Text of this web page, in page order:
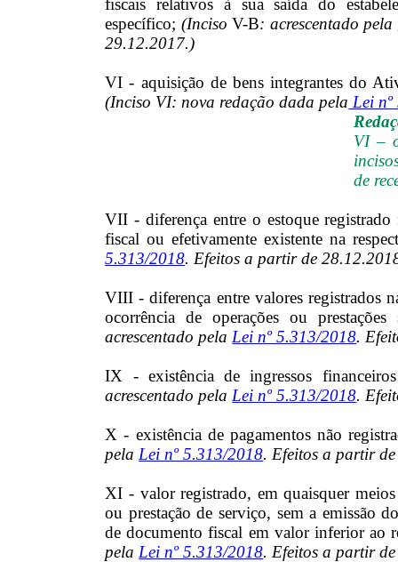
fiscais relativos à sua saída do
específico; (Inciso V-B: acrescentado pela
29.12.2017.)
VI - aquisição de bens integrantes do
(Inciso VI: nova redação dada pela Lei
VI –
de
VII - diferença entre o estoque registrado
fiscal ou efetivamente existente na
5.313/2018. Efeitos a partir de
VIII - diferença entre valores registrados
ocorrência de operações ou
acrescentado pela Lei nº 5.313/2018.
IX - existência de ingressos
acrescentado pela Lei nº 5.313/2018.
X - existência de pagamentos não
pela Lei nº 5.313/2018. Efeitos a partir
XI - valor registrado, em quaisquer
ou prestação de serviço, sem a emissão
de documento fiscal em valor inferior ao
pela Lei nº 5.313/2018. Efeitos a partir